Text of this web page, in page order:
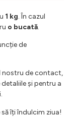
1 kg. În cazul
o bucată.
de
nostru de contact,
și pentru a
îți îndulcim ziua!